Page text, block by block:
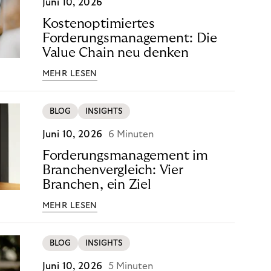
Juni 10, 2026
Kostenoptimiertes
Forderungsmanagement: Die
Value Chain neu denken
MEHR LESEN
BLOG INSIGHTS
Juni 10, 2026 6 Minuten
Forderungsmanagement im
Branchenvergleich: Vier
Branchen, ein Ziel
MEHR LESEN
BLOG INSIGHTS
Juni 10, 2026 5 Minuten